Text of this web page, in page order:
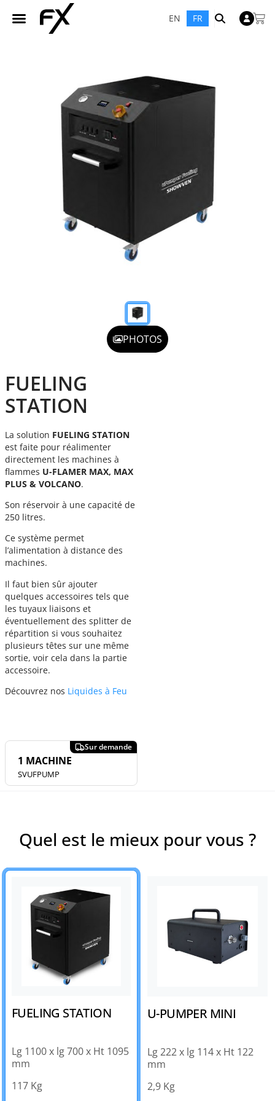
EN FR
PHOTOS
FUELING
STATION
La solution FUELING STATION
est faite pour réalimenter
directement les machines à
flammes U-FLAMER MAX, MAX
PLUS & VOLCANO.
Son réservoir à une capacité de
250 litres.
Ce système permet
l’alimentation à distance des
machines.
Il faut bien sûr ajouter
quelques accessoires tels que
les tuyaux liaisons et
éventuellement des splitter de
répartition si vous souhaitez
plusieurs têtes sur une même
sortie, voir cela dans la partie
accessoire.
Découvrez nos Liquides à Feu
1 MACHINE
SVUFPUMP
Quel est le mieux pour vous ?
FUELING STATION
Lg 1100 x lg 700 x Ht 1095
mm
117 Kg
U-PUMPER MINI
Lg 222 x lg 114 x Ht 122
mm
2,9 Kg